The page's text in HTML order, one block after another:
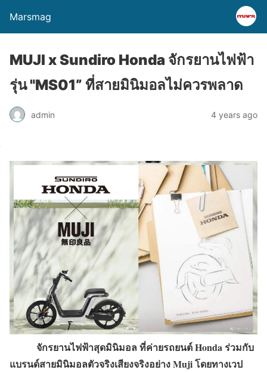
Marsmag
MUJI x Sundiro Honda จักรยานไฟฟ้า
รุ่น "MS01” ที่สายมินิมอลไม่ควรพลาด
admin 4 years ago
จักรยานไฟฟ้าสุดมินิมอล ที่ค่ายรถยนต์ Honda ร่วมกับ
แบรนด์สายมินิมอลตัวจริงเสียงจริงอย่าง Muji โดยทางเวป